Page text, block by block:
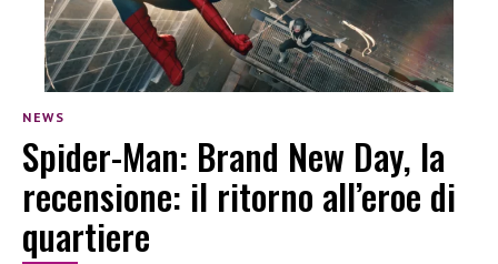
NEWS
Spider-Man: Brand New Day, la
recensione: il ritorno all’eroe di
quartiere